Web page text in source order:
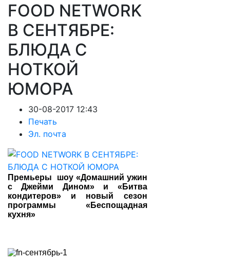
FOOD NETWORK
В СЕНТЯБРЕ:
БЛЮДА С
НОТКОЙ
ЮМОРА
30-08-2017 12:43
Печать
Эл. почта
Премьеры шоу «Домашний ужин
с Джейми Дином» и «Битва
кондитеров» и новый сезон
программы «Беспощадная
кухня»